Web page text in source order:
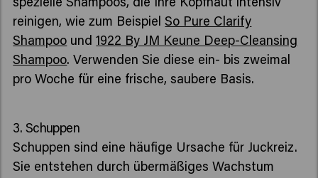
reinigen, wie zum BeispielSo Pure Clarify
Shampoo und1922 By JM Keune Deep-Cleansing
Shampoo. Verwenden Sie diese ein- bis zweimal
pro Woche für eine frische, saubere Basis.
3. Schuppen
Schuppen sind eine häufige Ursache für Juckreiz.
Sie entstehen durch übermäßiges Wachstum